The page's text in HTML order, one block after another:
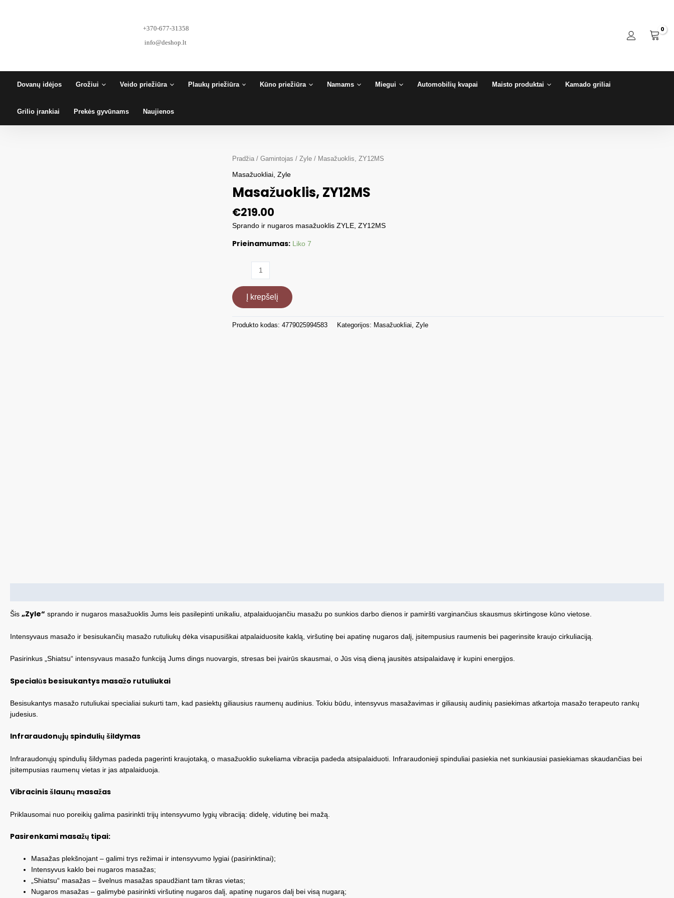
+370-677-31358
info@deshop.lt
Dovanų idėjos Grožiui Veido priežiūra Plaukų priežiūra Kūno priežiūra Namams Miegui Automobilių kvapai Maisto produktai Kamado griliai
Grilio įrankiai Prekės gyvūnams Naujienos
Pradžia /Gamintojas /Zyle / Masažuoklis, ZY12MS
Masažuokliai ,Zyle
Masažuoklis, ZY12MS
€219.00
Sprando ir nugaros masažuoklis ZYLE, ZY12MS
Prieinamumas: Liko 7
produkto
Masažuoklis,
ZY12MSĮ krepšelį
Produkto kodas:4779025994583 Kategorijos: Masažuokliai,Zyle
Šis „Zyle“ sprando ir nugaros masažuoklis Jums leis pasilepinti unikaliu, atpalaiduojančiu masažu po sunkios darbo dienos ir pamiršti varginančius skausmus skirtingose kūno vietose.
Intensyvaus masažo ir besisukančių masažo rutuliukų dėka visapusiškai atpalaiduosite kaklą, viršutinę bei apatinę nugaros dalį, įsitempusius raumenis bei pagerinsite kraujo cirkuliaciją.
Pasirinkus „Shiatsu“ intensyvaus masažo funkciją Jums dings nuovargis, stresas bei įvairūs skausmai, o Jūs visą dieną jausitės atsipalaidavę ir kupini energijos.
Specialūs besisukantys masažo rutuliukai
Besisukantys masažo rutuliukai specialiai sukurti tam, kad pasiektų giliausius raumenų audinius. Tokiu būdu, intensyvus masažavimas ir giliausių audinių pasiekimas atkartoja masažo terapeuto rankų
judesius.
Infraraudonųjų spindulių šildymas
Infraraudonųjų spindulių šildymas padeda pagerinti kraujotaką, o masažuoklio sukeliama vibracija padeda atsipalaiduoti. Infraraudonieji spinduliai pasiekia net sunkiausiai pasiekiamas skaudančias bei
įsitempusias raumenų vietas ir jas atpalaiduoja.
Vibracinis šlaunų masažas
Priklausomai nuo poreikių galima pasirinkti trijų intensyvumo lygių vibraciją: didelę, vidutinę bei mažą.
Pasirenkami masažų tipai:
Masažas plekšnojant – galimi trys režimai ir intensyvumo lygiai (pasirinktinai);
Intensyvus kaklo bei nugaros masažas;
„Shiatsu“ masažas – švelnus masažas spaudžiant tam tikras vietas;
Nugaros masažas – galimybė pasirinkti viršutinę nugaros dalį, apatinę nugaros dalį bei visą nugarą;